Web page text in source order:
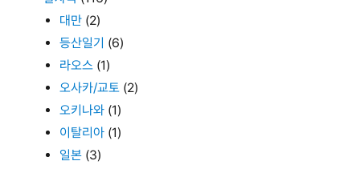
대만 (2)
등산일기 (6)
라오스 (1)
오사카/교토 (2)
오키나와 (1)
이탈리아 (1)
일본 (3)